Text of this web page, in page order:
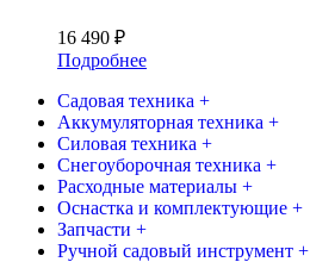
16 490 ₽
Подробнее
Садовая техника +
Аккумуляторная техника +
Силовая техника +
Снегоуборочная техника +
Расходные материалы +
Оснастка и комплектующие +
Запчасти +
Ручной садовый инструмент +